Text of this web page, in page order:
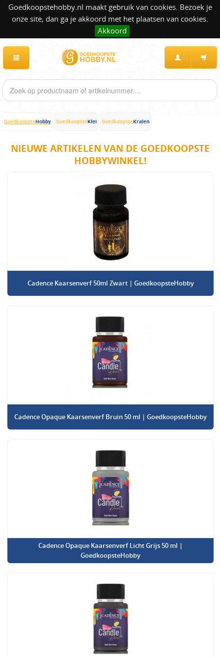
Goedkoopstehobby.nl maakt gebruik van cookies. Bezoek je
onze site, dan ga je akkoord met het plaatsen van cookies.
Akkoord
GoedkoopsteHobby GoedkoopsteKlei GoedkoopsteKralen
NIEUWE ARTIKELEN VAN DE GOEDKOOPSTE
HOBBYWINKEL!
Cadence Kaarsenverf 50ml Zwart | GoedkoopsteHobby
Cadence Opaque Kaarsenverf Bruin 50 ml | GoedkoopsteHobby
Cadence Opaque Kaarsenverf Licht Grijs 50 ml |
GoedkoopsteHobby